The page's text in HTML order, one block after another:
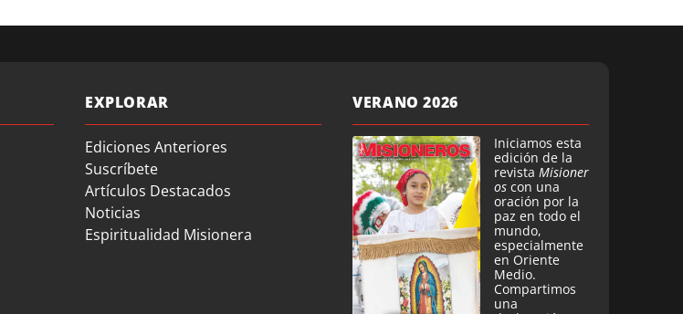
EXPLORAR
Ediciones Anteriores
Suscríbete
Artículos Destacados
Noticias
Espiritualidad Misionera
VERANO 2026
Iniciamos esta
edición de la
revista Misioner
os con una
oración por la
paz en todo el
mundo,
especialmente
en Oriente
Medio.
Compartimos
una